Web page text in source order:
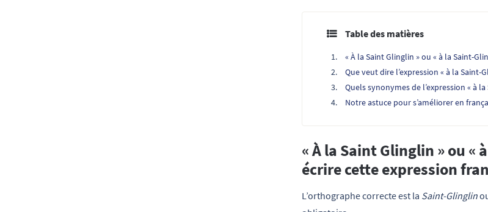
Table des matières
« À la Saint Glinglin » ou « à la Saint-
Que veut dire l’expression « à la Saint-
Quels synonymes de l’expression « à
Notre astuce pour s’améliorer en
« À la Saint Glinglin » ou «
écrire cette expression
L’orthographe correcte est la Saint-Glinglin